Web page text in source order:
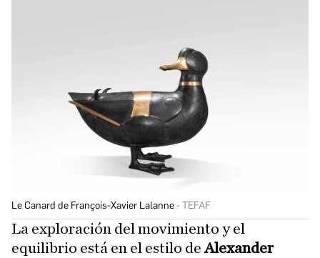
Le Canard de François-Xavier Lalanne TEFAF
La exploración del movimiento y el
equilibrio está en el estilo deAlexander